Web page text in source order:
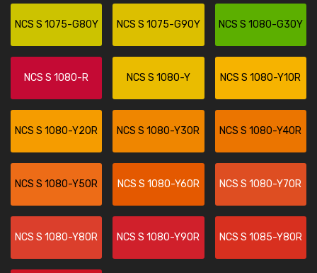
NCS S 1075-G80Y NCS S 1075-G90Y NCS S 1080-G30Y
NCS S 1080-R NCS S 1080-Y NCS S 1080-Y10R
NCS S 1080-Y20R NCS S 1080-Y30R NCS S 1080-Y40R
NCS S 1080-Y50R NCS S 1080-Y60R NCS S 1080-Y70R
NCS S 1080-Y80R NCS S 1080-Y90R NCS S 1085-Y80R